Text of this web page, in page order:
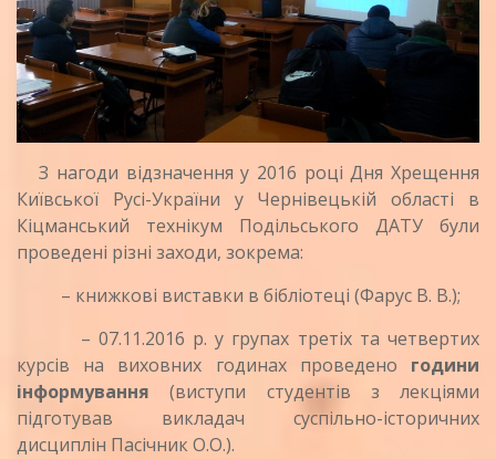
З нагоди відзначення у 2016 році Дня Хрещення
Київської Русі-України у Чернівецькій області в
Кіцманський технікум Подільського ДАТУ були
проведені різні заходи, зокрема:
– книжкові виставки в бібліотеці (Фарус В. В.);
– 07.11.2016 р. у групах третіх та четвертих
курсів на виховних годинах проведено години
інформування(виступи студентів з лекціями
підготував викладач суспільно-історичних
дисциплін Пасічник О.О.).